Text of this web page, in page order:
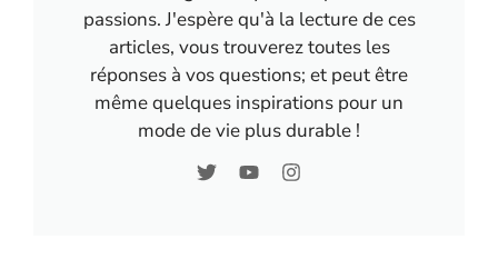
passions. J'espère qu'à la lecture de ces
articles, vous trouverez toutes les
réponses à vos questions; et peut être
même quelques inspirations pour un
mode de vie plus durable !